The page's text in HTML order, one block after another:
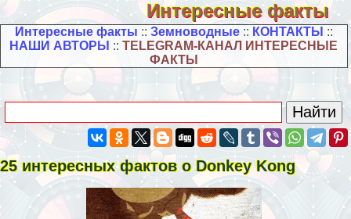
Интересные факты
Интересные факты :: Земноводные:: КОНТАКТЫ ::
НАШИ АВТОРЫ ::TELEGRAM-КАНАЛ ИНТЕРЕСНЫЕ
ФАКТЫ
25 интересных фактов о Donkey Kong